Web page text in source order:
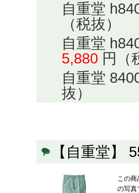
自重堂
（税抜）
自重堂
5,880 円（
自重堂
抜）
【自重堂
この商
の写真